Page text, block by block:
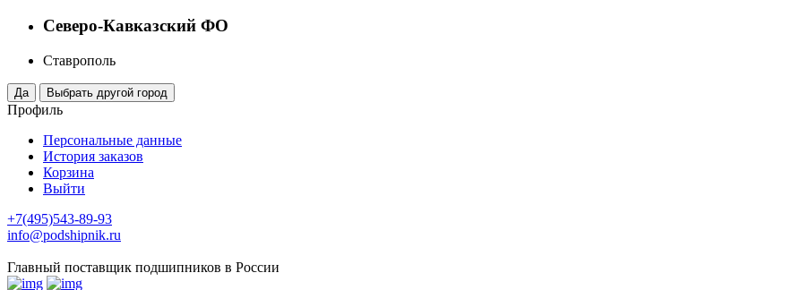
Северо-Кавказский ФО
Ставрополь
Профиль
Персональные данные
История заказов
Корзина
Выйти
+7(495)543-89-93
info@podshipnik.ru
Главный поставщик подшипников в России